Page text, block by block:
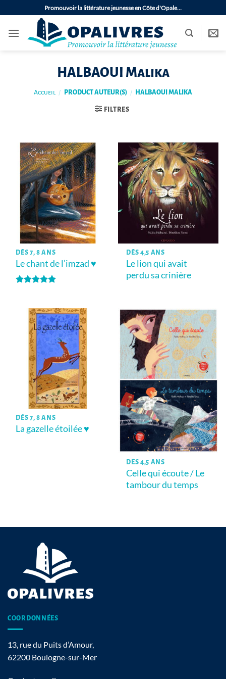
au
contenu
Promouvoir la littérature jeunesse en Côte d'Opale…
HALBAOUI Malika
Accueil / PRODUCT AUTEUR(S) / HALBAOUI MALIKA
FILTRES
DÈS 7, 8 ANS
Le chant de l’imzad ♥
DÈS 4,5 ANS
Le lion qui avait
perdu sa crinière
DÈS 7, 8 ANS
La gazelle étoilée ♥
DÈS 4,5 ANS
Celle qui écoute / Le
tambour du temps
COORDONNÉES
13, rue du Puits d’Amour,
62200 Boulogne-sur-Mer